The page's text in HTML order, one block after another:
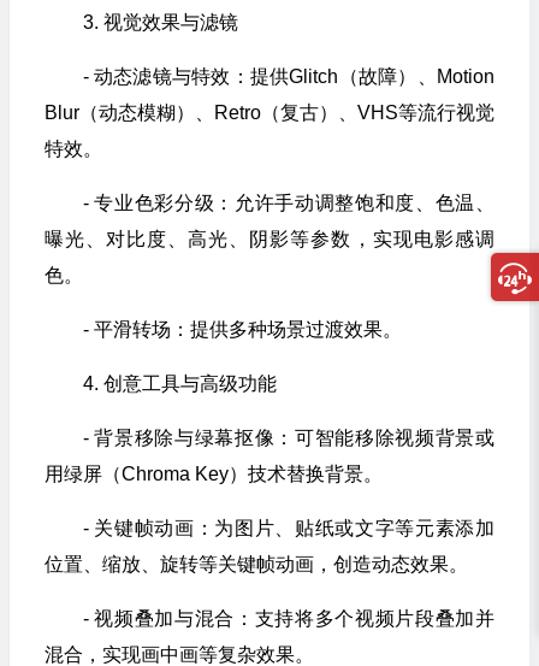
3. 视觉效果与滤镜
- 动态滤镜与特效：提供Glitch（故障）、Motion
Blur（动态模糊）、Retro（复古）、VHS等流行视觉
特效。
- 专业色彩分级：允许手动调整饱和度、色温、
曝光、对比度、高光、阴影等参数，实现电影感调
色。
- 平滑转场：提供多种场景过渡效果。
4. 创意工具与高级功能
- 背景移除与绿幕抠像：可智能移除视频背景或
用绿屏（Chroma Key）技术替换背景。
- 关键帧动画：为图片、贴纸或文字等元素添加
位置、缩放、旋转等关键帧动画，创造动态效果。
- 视频叠加与混合：支持将多个视频片段叠加并
混合，实现画中画等复杂效果。